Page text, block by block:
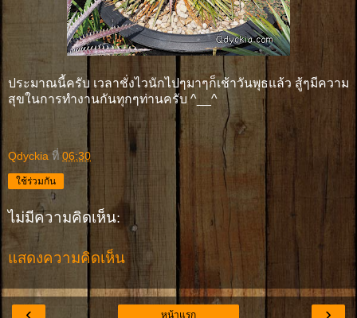
ประมาณนี้ครับ เวลาชั่งไวนักไปๆมาๆก็เช้าวันพุธแล้ว สู้ๆมีความ
สุขในการทำงานกันทุกๆท่านครับ ^__^
Qdyckia ที่06:30
ใช้ร่วมกัน
ไม่มีความคิดเห็น:
แสดงความคิดเห็น
หน้าแรก